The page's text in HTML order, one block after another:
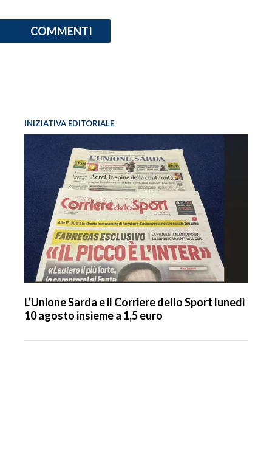
COMMENTI
INIZIATIVA EDITORIALE
L’Unione Sarda e il Corriere dello Sport lunedì
10 agosto insieme a 1,5 euro